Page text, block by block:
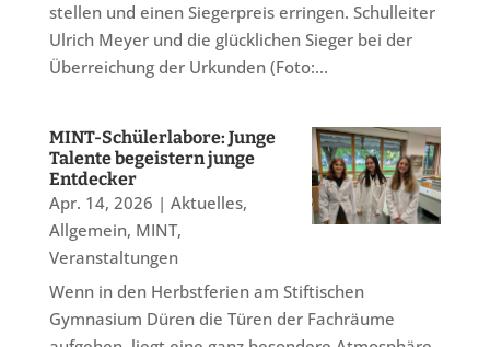
stellen und einen Siegerpreis erringen. Schulleiter
Ulrich Meyer und die glücklichen Sieger bei der
Überreichung der Urkunden (Foto:...
MINT-Schülerlabore: Junge
Talente begeistern junge
Entdecker
Apr. 14, 2026 | Aktuelles,
Allgemein, MINT,
Veranstaltungen
Wenn in den Herbstferien am Stiftischen
Gymnasium Düren die Türen der Fachräume